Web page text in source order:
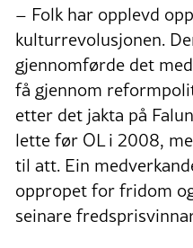
– Folk har opplevd
kulturrevolusjonen.
gjennomførde det
få gjennom
etter det jakta på
lette før OL i 2008,
til att. Ein
oppropet for fridom
seinare